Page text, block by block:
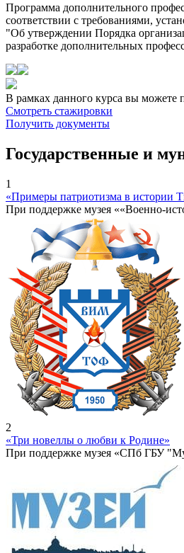
Программа дополнительного
соответствии с требованиями,
"Об утверждении Порядка
разработке дополнительных
В рамках данного курса вы можете
Смотреть стажировки
Получить документы
Государственные и
1
«Примеры патриотизма в истории
При поддержке музея ««Военно-
2
«Три новеллы о любви к Родине»
При поддержке музея «СПб ГБУ